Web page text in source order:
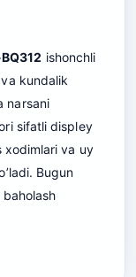
ishonchli
kundalik
narsani
sifatli displey
xodimlari va uy
Bugun